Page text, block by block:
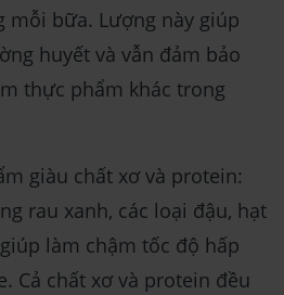
mỗi bữa. Lượng này giúp
huyết và vẫn đảm bảo
thực phẩm khác trong
giàu chất xơ và protein:
rau xanh, các loại đậu, hạt
làm chậm tốc độ hấp
Cả chất xơ và protein đều